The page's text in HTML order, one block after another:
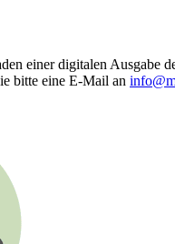
einer digitalen
bitte eine E-Mail an